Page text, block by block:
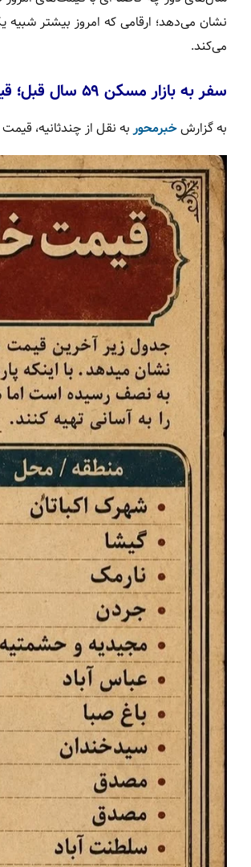
نشان می‌دهد؛ ارقامی که امروز بیشتر
می‌کند.
سفر به بازار مسکن ۵۹ سال قبل؛ قیمت خانه در تهران چقدر بود؟
به گزارشخبرمحور به نقل از چندثانیه، قیمت خانه در